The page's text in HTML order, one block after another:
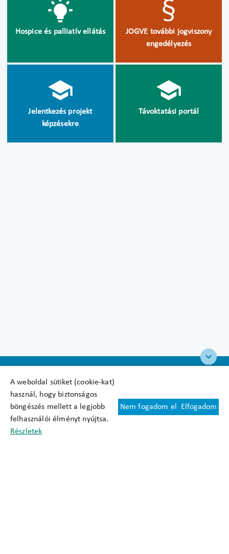
A weboldal sütiket (cookie-kat)
használ, hogy biztonságos
böngészés mellett a legjobb
felhasználói élményt nyújtsa.
Részletek
Nem fogadom el Elfogadom
Hospice és palliatív ellátás
JOGVE további jogviszony
engedélyezés
Jelentkezés projekt
képzésekre
Távoktatási portál
Felhasználási feltételek